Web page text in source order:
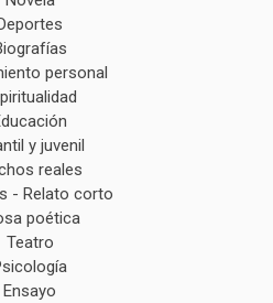
personal
y juvenil
reales
- Relato corto
poética
Teatro
Ensayo